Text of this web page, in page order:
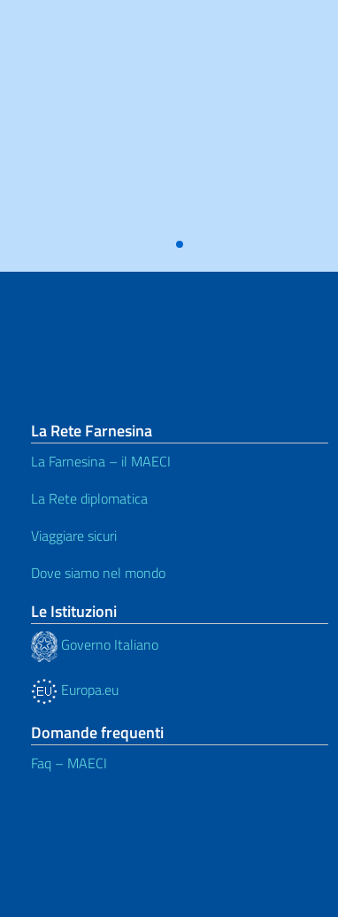
La Rete Farnesina
La Farnesina – il MAECI
La Rete diplomatica
Viaggiare sicuri
Dove siamo nel mondo
Le Istituzioni
Governo Italiano
Europa.eu
Domande frequenti
Faq – MAECI